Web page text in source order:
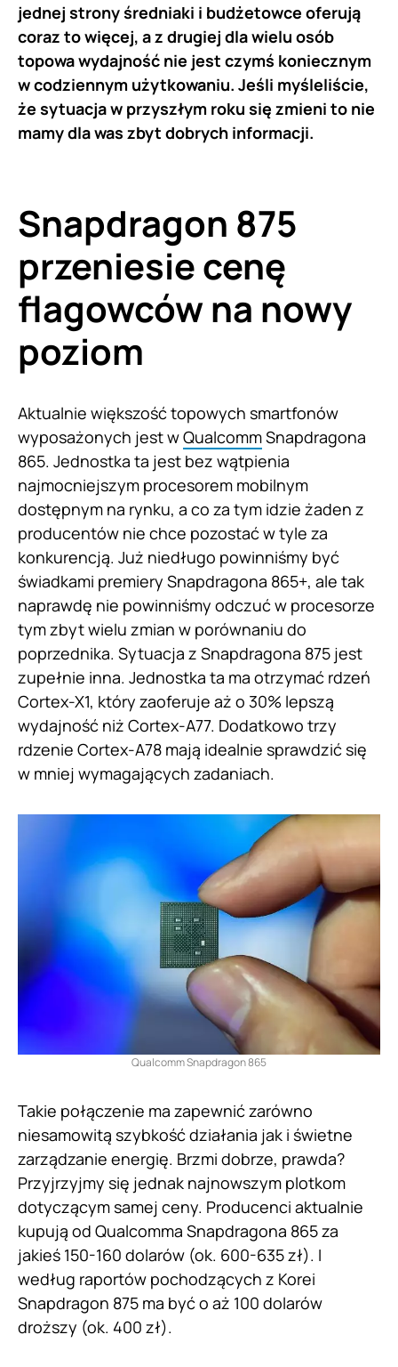
jednej strony średniaki i budżetowce oferują
coraz to więcej, a z drugiej dla wielu osób
topowa wydajność nie jest czymś koniecznym
w codziennym użytkowaniu. Jeśli myśleliście,
że sytuacja w przyszłym roku się zmieni to nie
mamy dla was zbyt dobrych informacji.
Snapdragon 875
przeniesie cenę
flagowców na nowy
poziom
Aktualnie większość topowych smartfonów
wyposażonych jest wQualcommSnapdragona
865. Jednostka ta jest bez wątpienia
najmocniejszym procesorem mobilnym
dostępnym na rynku, a co za tym idzie żaden z
producentów nie chce pozostać w tyle za
konkurencją. Już niedługo powinniśmy być
świadkami premiery Snapdragona 865+, ale tak
naprawdę nie powinniśmy odczuć w procesorze
tym zbyt wielu zmian w porównaniu do
poprzednika. Sytuacja z Snapdragona 875 jest
zupełnie inna. Jednostka ta ma otrzymać rdzeń
Cortex-X1, który zaoferuje aż o 30% lepszą
wydajność niż Cortex-A77. Dodatkowo trzy
rdzenie Cortex-A78 mają idealnie sprawdzić się
w mniej wymagających zadaniach.
Qualcomm Snapdragon 865
Takie połączenie ma zapewnić zarówno
niesamowitą szybkość działania jak i świetne
zarządzanie energię. Brzmi dobrze, prawda?
Przyjrzyjmy się jednak najnowszym plotkom
dotyczącym samej ceny. Producenci aktualnie
kupują od Qualcomma Snapdragona 865 za
jakieś 150-160 dolarów (ok. 600-635 zł). I
według raportów pochodzących z Korei
Snapdragon 875 ma być o aż 100 dolarów
droższy (ok. 400 zł).